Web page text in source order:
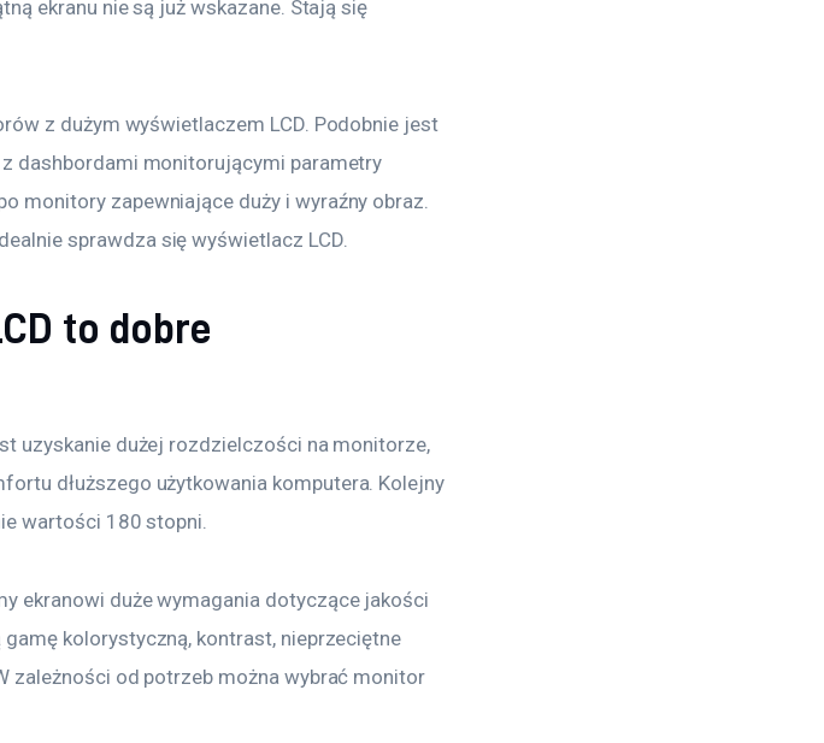
ekranu nie są już wskazane. Stają się
z dużym wyświetlaczem LCD. Podobnie jest
dashbordami monitorującymi parametry
monitory zapewniające duży i wyraźny obraz.
sprawdza się wyświetlacz LCD.
to dobre
uzyskanie dużej rozdzielczości na monitorze,
dłuższego użytkowania komputera. Kolejny
wartości 180 stopni.
ekranowi duże wymagania dotyczące jakości
kolorystyczną, kontrast, nieprzeciętne
zależności od potrzeb można wybrać monitor